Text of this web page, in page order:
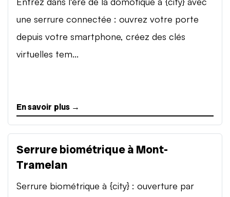
une serrure connectée : ouvrez votre porte
depuis votre smartphone, créez des clés
virtuelles tem...
En savoir plus →
Serrure biométrique à Mont-
Tramelan
Serrure biométrique à {city} : ouverture par